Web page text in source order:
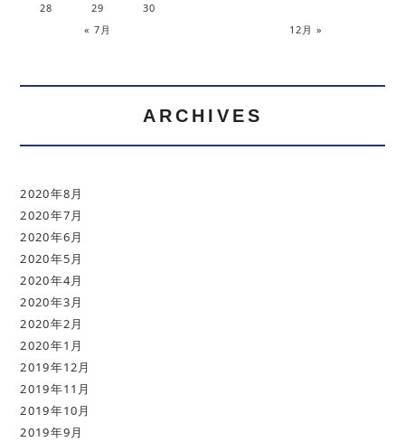
« 7月 12月 »
28
29 30
ARCHIVES
2020年8月
2020年7月
2020年6月
2020年5月
2020年4月
2020年3月
2020年2月
2020年1月
2019年12月
2019年11月
2019年10月
2019年9月